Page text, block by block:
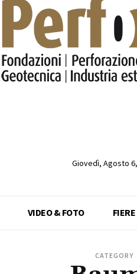
Giovedì, Agosto
VIDEO & FOTO FIERE
CATEGORY